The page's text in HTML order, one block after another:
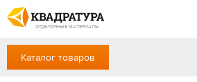
ОТДЕЛОЧНЫЕ МАТЕРИАЛЫ
Профи
Доставка и оплата
Готовые решения
Акции
+7 (3822) 48-94-10
Каталог товаров